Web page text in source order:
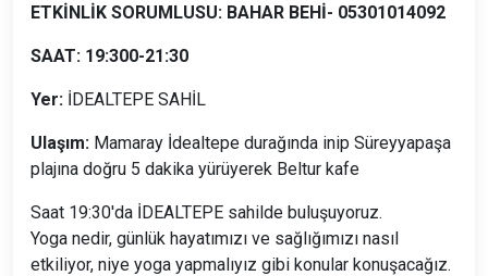
ETKİNLİK SORUMLUSU: BAHAR BEHİ- 05301014092
SAAT: 19:300-21:30
Yer: İDEALTEPE SAHİL
Ulaşım: Mamaray İdealtepe durağında inip Süreyyapaşa
plajına doğru 5 dakika yürüyerek Beltur kafe
Saat 19:30'da İDEALTEPE sahilde buluşuyoruz.
Yoga nedir, günlük hayatımızı ve sağlığımızı nasıl
etkiliyor, niye yoga yapmalıyız gibi konular konuşacağız.